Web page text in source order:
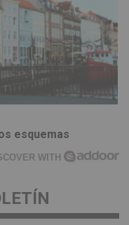
esquemas
WITH